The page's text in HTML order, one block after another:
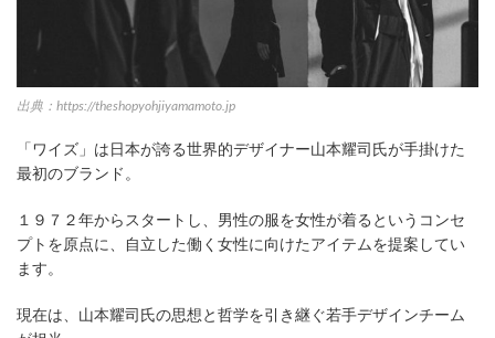
出典：https://theshopyohjiyamamoto.jp
「ワイズ」は日本が誇る世界的デザイナー山本耀司氏が手掛けた
最初のブランド。
１９７２年からスタートし、男性の服を女性が着るというコンセ
プトを原点に、自立した働く女性に向けたアイテムを提案してい
ます。
現在は、山本耀司氏の思想と哲学を引き継ぐ若手デザインチーム